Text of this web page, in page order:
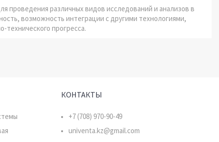
проведения различных видов исследований и анализов в
возможность интеграции с другими технологиями,
прогресса.
КОНТАКТЫ
+7 (708) 970-90-49
univenta.kz@gmail.com